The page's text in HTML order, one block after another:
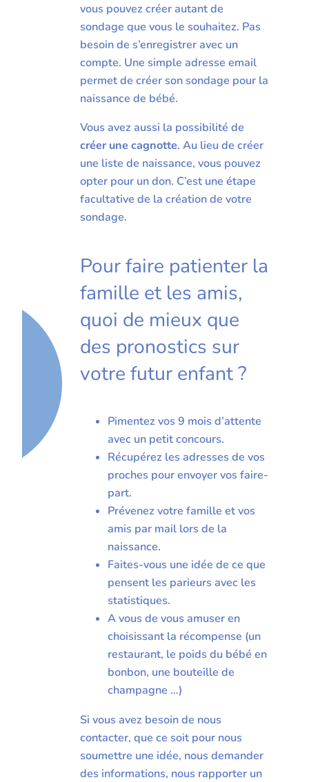
vous pouvez créer autant de
sondage que vous le souhaitez. Pas
besoin de s’enregistrer avec un
compte. Une simple adresse email
permet de créer son sondage pour la
naissance de bébé.
Vous avez aussi la possibilité de
créer une cagnotte. Au lieu de créer
une liste de naissance, vous pouvez
opter pour un don. C’est une étape
facultative de la création de votre
sondage.
Pour faire patienter la
famille et les amis,
quoi de mieux que
des pronostics sur
votre futur enfant ?
Pimentez vos 9 mois d’attente
avec un petit concours.
Récupérez les adresses de vos
proches pour envoyer vos faire-
part.
Prévenez votre famille et vos
amis par mail lors de la
naissance.
Faites-vous une idée de ce que
pensent les parieurs avec les
statistiques.
A vous de vous amuser en
choisissant la récompense (un
restaurant, le poids du bébé en
bonbon, une bouteille de
champagne …)
Si vous avez besoin de nous
contacter, que ce soit pour nous
soumettre une idée, nous demander
des informations, nous rapporter un